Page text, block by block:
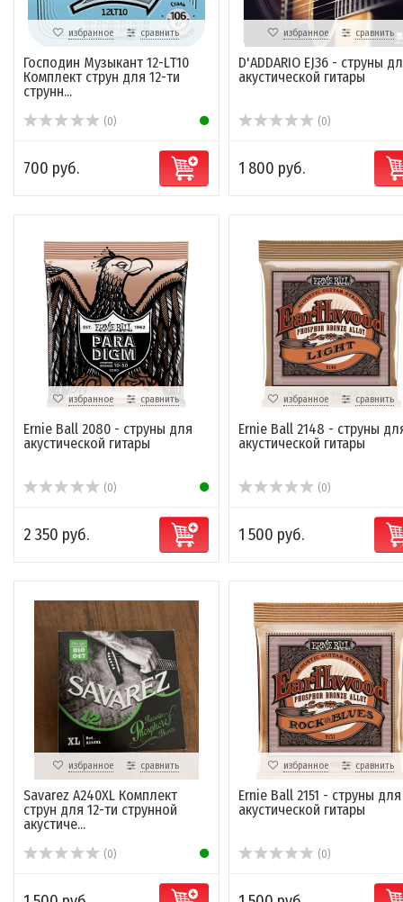
избранное сравнить
Господин Музыкант 12-LT10
Комплект струн для 12-ти
струнн...
(0)
700 руб.
избранное сравнить
D'ADDARIO EJ36 - струны
акустической гитары
(0)
1 800 руб.
избранное сравнить
Ernie Ball 2080 - струны для
акустической гитары
(0)
2 350 руб.
избранное сравнить
Ernie Ball 2148 - струны
акустической гитары
(0)
1 500 руб.
избранное сравнить
Savarez A240XL Комплект
струн для 12-ти струнной
акустиче...
(0)
избранное сравнить
Ernie Ball 2151 - струны для
акустической гитары
(0)